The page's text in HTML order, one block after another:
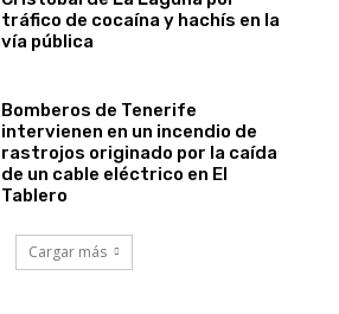
tráfico de cocaína y hachís en la
vía pública
Bomberos de Tenerife
intervienen en un incendio de
rastrojos originado por la caída
de un cable eléctrico en El
Tablero
Cargar más